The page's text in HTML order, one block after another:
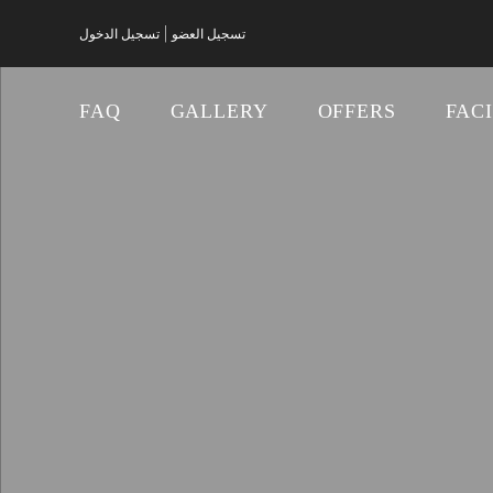
تسجيل العضو تسجيل الدخول
OFFERS
GALLERY
FAQ